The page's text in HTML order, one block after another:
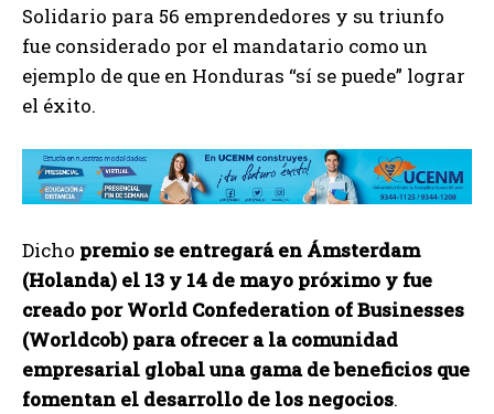
Solidario para 56 emprendedores y su triunfo
fue considerado por el mandatario como un
ejemplo de que en Honduras “sí se puede” lograr
el éxito.
Dicho premio se entregará en Ámsterdam
(Holanda) el 13 y 14 de mayo próximo y fue
creado por World Confederation of Businesses
(Worldcob) para ofrecer a la comunidad
empresarial global una gama de beneficios que
fomentan el desarrollo de los negocios.